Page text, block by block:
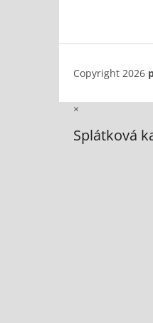
Copyright 2026
×
Splátková